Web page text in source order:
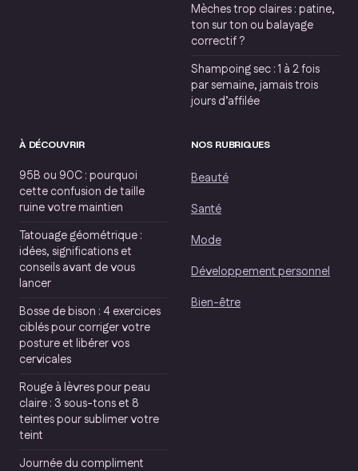
Mèches trop claires : patine,
ton sur ton ou balayage
correctif ?
Shampoing sec : 1 à 2 fois
par semaine, jamais trois
jours d’affilée
À DÉCOUVRIR
95B ou 90C : pourquoi
cette confusion de taille
ruine votre maintien
Tatouage géométrique :
idées, significations et
conseils avant de vous
lancer
Bosse de bison : 4 exercices
ciblés pour corriger votre
posture et libérer vos
cervicales
Rouge à lèvres pour peau
claire : 3 sous-tons et 8
teintes pour sublimer votre
teint
Journée du compliment
NOS RUBRIQUES
Beauté
Santé
Mode
Développement personnel
Bien-être